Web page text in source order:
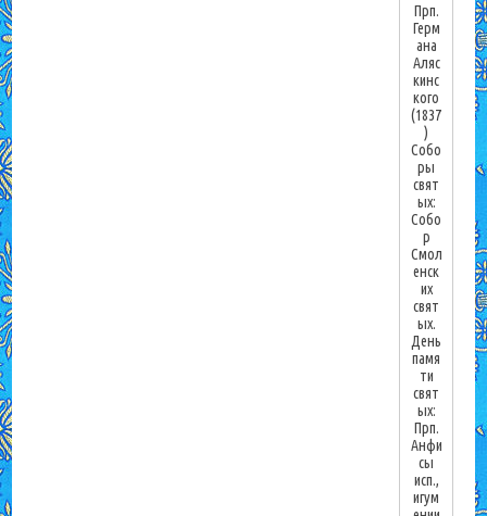
Прп.
Герм
ана
Аляс
кинс
кого
(1837
)
Собо
ры
свят
ых:
Собо
р
Смол
енск
их
свят
ых.
День
памя
ти
свят
ых:
Прп.
Анфи
сы
исп.,
игум